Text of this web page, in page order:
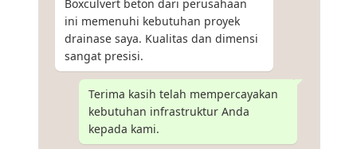
Boxculvert beton dari perusahaan
ini memenuhi kebutuhan proyek
drainase saya. Kualitas dan dimensi
sangat presisi.
Terima kasih telah mempercayakan
kebutuhan infrastruktur Anda
kepada kami.